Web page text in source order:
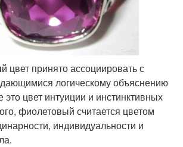
цвет принято ассоциировать с
логическому объяснению
цвет интуиции и инстинктивных
фиолетовый считается цветом
индивидуальности и